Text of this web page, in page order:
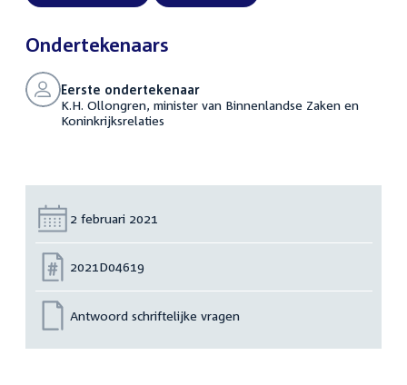
Ondertekenaars
Eerste ondertekenaar
K.H. Ollongren, minister van Binnenlandse Zaken en
Koninkrijksrelaties
Datum:
2 februari 2021
Nummer:
2021D04619
Antwoord schriftelijke vragen